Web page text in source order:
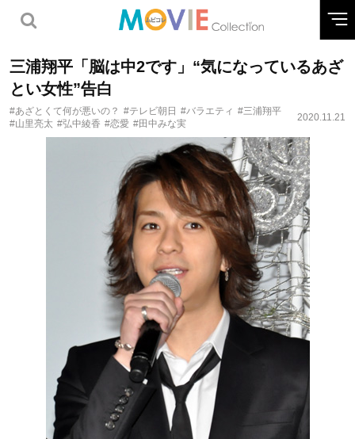
三浦翔平「脳は中2です」“気になっているあざ
とい女性”告白
#あざとくて何が悪いの？ #テレビ朝日 #バラエティ #三浦翔平
#山里亮太 #弘中綾香 #恋愛 #田中みな実
2020.11.21